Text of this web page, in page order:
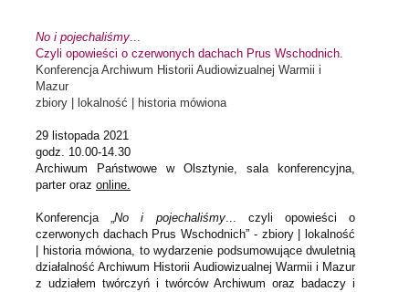
No i pojechaliśmy...
Czyli opowieści o czerwonych dachach Prus Wschodnich.
Konferencja Archiwum Historii Audiowizualnej Warmii i
Mazur
zbiory | lokalność | historia mówiona
29 listopada 2021
godz. 10.00-14.30
Archiwum Państwowe w Olsztynie, sala konferencyjna,
parter oraz online.
Konferencja „No i pojechaliśmy... czyli opowieści o
czerwonych dachach Prus Wschodnich” - zbiory | lokalność
| historia mówiona, to wydarzenie podsumowujące dwuletnią
działalność Archiwum Historii Audiowizualnej Warmii i Mazur
z udziałem twórczyń i twórców Archiwum oraz badaczy i